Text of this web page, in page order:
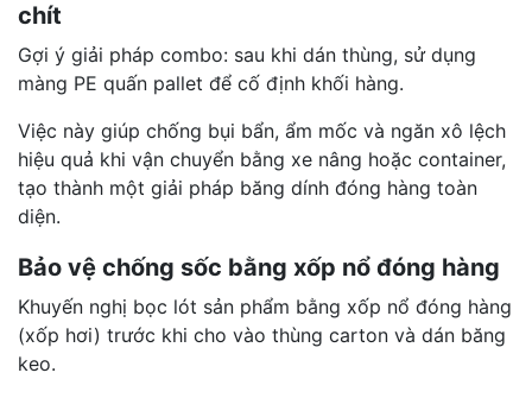
chít
Gợi ý giải pháp combo: sau khi dán thùng, sử dụng
màng PE quấn pallet để cố định khối hàng.
Việc này giúp chống bụi bẩn, ẩm mốc và ngăn xô lệch
hiệu quả khi vận chuyển bằng xe nâng hoặc container,
tạo thành một giải pháp băng dính đóng hàng toàn
diện.
Bảo vệ chống sốc bằng xốp nổ đóng hàng
Khuyến nghị bọc lót sản phẩm bằng xốp nổ đóng hàng
(xốp hơi) trước khi cho vào thùng carton và dán băng
keo.